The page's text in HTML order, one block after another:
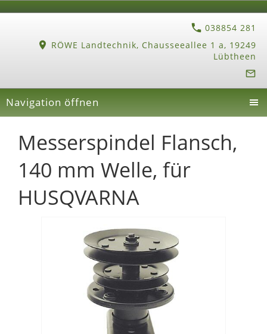
038854 281
RÖWE Landtechnik, Chausseeallee 1 a, 19249
Lübtheen
Navigation öffnen
Messerspindel Flansch,
140 mm Welle, für
HUSQVARNA